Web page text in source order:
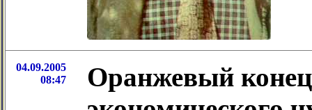
04.09.2005
08:47
Оранжевый